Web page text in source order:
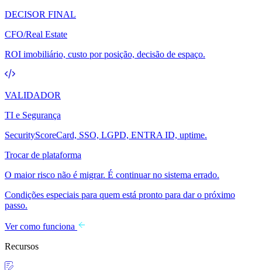
DECISOR FINAL
CFO/Real Estate
ROI imobiliário, custo por posição, decisão de espaço.
VALIDADOR
TI e Segurança
SecurityScoreCard, SSO, LGPD, ENTRA ID, uptime.
Trocar de plataforma
O maior risco não é migrar. É continuar no sistema errado.
Condições especiais para quem está pronto para dar o próximo
passo.
Ver como funciona
Recursos